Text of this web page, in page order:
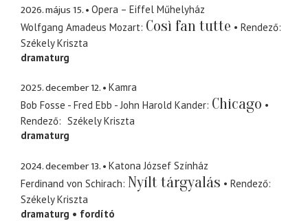
2026. május 15.
Opera – Eiffel Műhelyház
Wolfgang Amadeus Mozart Così fan tutte
Rendező
Székely Kriszta
dramaturg
2025. december 12.
Kamra
Bob Fosse - Fred Ebb - John Harold Kander Chicago
Rendező
Székely Kriszta
dramaturg
2024. december 13.
Katona József Színház
Ferdinand von Schirach Nyílt tárgyalás
Rendező
Székely Kriszta
dramaturg
fordító